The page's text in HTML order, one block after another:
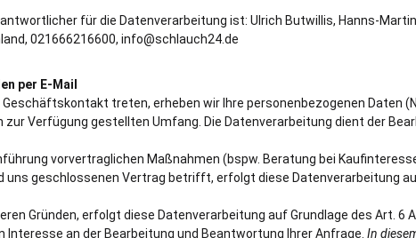
für die Datenverarbeitung ist: Ulrich Butwillis, Hanns-
021666216600, info@schlauch24.de
per E-Mail
treten, erheben wir Ihre personenbezogenen Daten
zur Verfügung gestellten Umfang. Die Datenverarbeitung dient der
vorvertraglichen Maßnahmen (bspw. Beratung bei
uns geschlossenen Vertrag betrifft, erfolgt diese Datenverarbeitung
Gründen, erfolgt diese Datenverarbeitung auf Grundlage des Art. 6
an der Bearbeitung und Beantwortung Ihrer Anfrage. In